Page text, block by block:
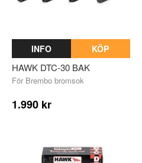
INFO KÖP
HAWK DTC-30 BAK
För Brembo bromsok
1.990 kr